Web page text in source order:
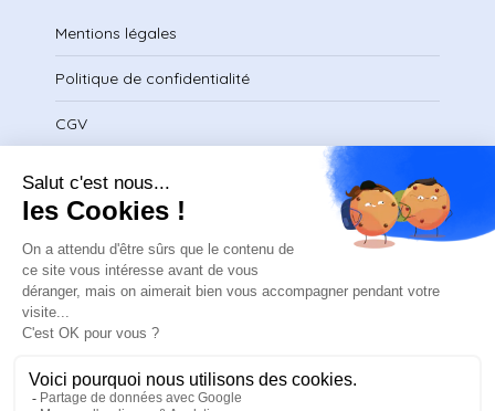
Mentions légales
Politique de confidentialité
CGV
Télécharger le certificat